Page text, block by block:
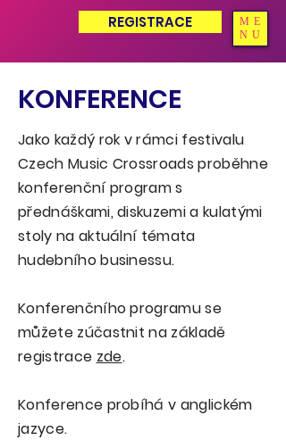
REGISTRACE
ME
NU
KONFERENCE
Jako každý rok v rámci festivalu
Czech Music Crossroads proběhne
konferenční program s
přednáškami, diskuzemi a kulatými
stoly na aktuální témata
hudebního businessu.
Konferenčního programu se
můžete zúčastnit na základě
registrace zde.
Konference probíhá v anglickém
jazyce.